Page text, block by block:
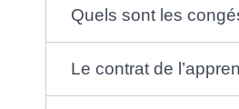
Quels sont les
Le contrat de